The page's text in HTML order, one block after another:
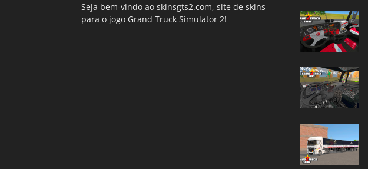
Seja bem-vindo ao skinsgts2.com, site de skins
para o jogo Grand Truck Simulator 2!